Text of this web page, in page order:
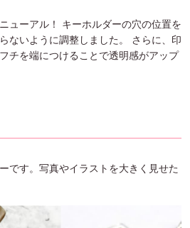
ューアル！ キーホルダーの穴の位置を
ないように調整しました。 さらに、印
チを端につけることで透明感がアップ
です。写真やイラストを大きく見せた